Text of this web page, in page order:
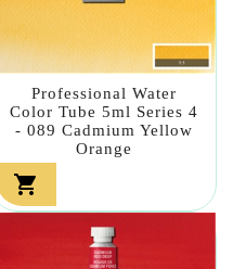
Professional Water
Color Tube 5ml Series 4
- 089 Cadmium Yellow
Orange
